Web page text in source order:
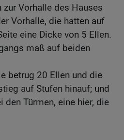
zur Vorhalle des Hauses
Vorhalle, die hatten auf
eine Dicke von 5 Ellen.
maß auf beiden
betrug 20 Ellen und die
auf Stufen hinauf; und
den Türmen, eine hier, die